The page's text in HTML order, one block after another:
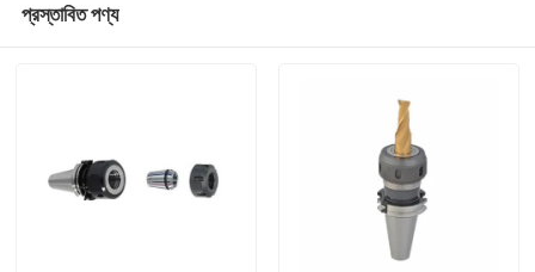
প্রস্তাবিত পণ্য